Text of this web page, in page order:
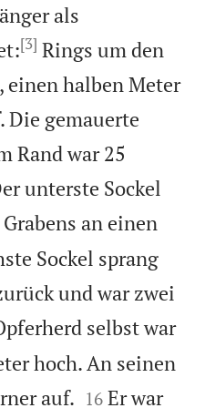
als
[3] Rings um den
einen halben Meter
Die gemauerte
Rand war 25
unterste Sockel
an einen
Sockel sprang
und war zwei
selbst war
hoch. An seinen
auf. 

16 Er war